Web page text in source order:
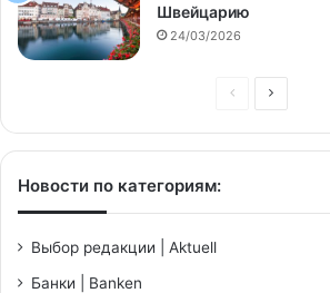
Швейцарию
24/03/2026
Предыдущая
Новости по категориям:
Выбор редакции | Aktuell
Банки | Banken